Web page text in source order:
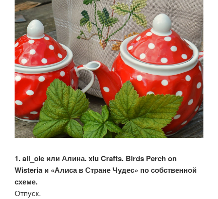
1. ali_ole или Алина. xiu Crafts. Birds Perch on
Wisteria и «Алиса в Стране Чудес» по собственной
схеме.
Отпуск.